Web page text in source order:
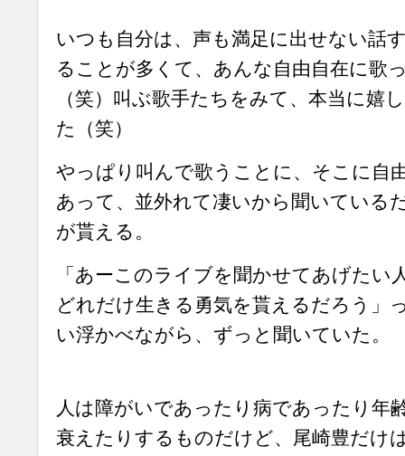
いつも自分は、声も満足に出せない話
ることが多くて、あんな自由自在に歌
（笑）叫ぶ歌手たちをみて、本当に嬉
た（笑）
やっぱり叫んで歌うことに、そこに自
あって、並外れて凄いから聞いている
が貰える。
「あーこのライブを聞かせてあげた
どれだけ生きる勇気を貰えるだろう」
い浮かべながら、ずっと聞いていた。
人は障がいであったり病であったり年
衰えたりするものだけど、尾崎豊だけ